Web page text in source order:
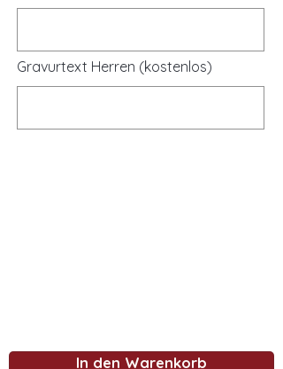
Gravurtext Herren (kostenlos)
In den Warenkorb